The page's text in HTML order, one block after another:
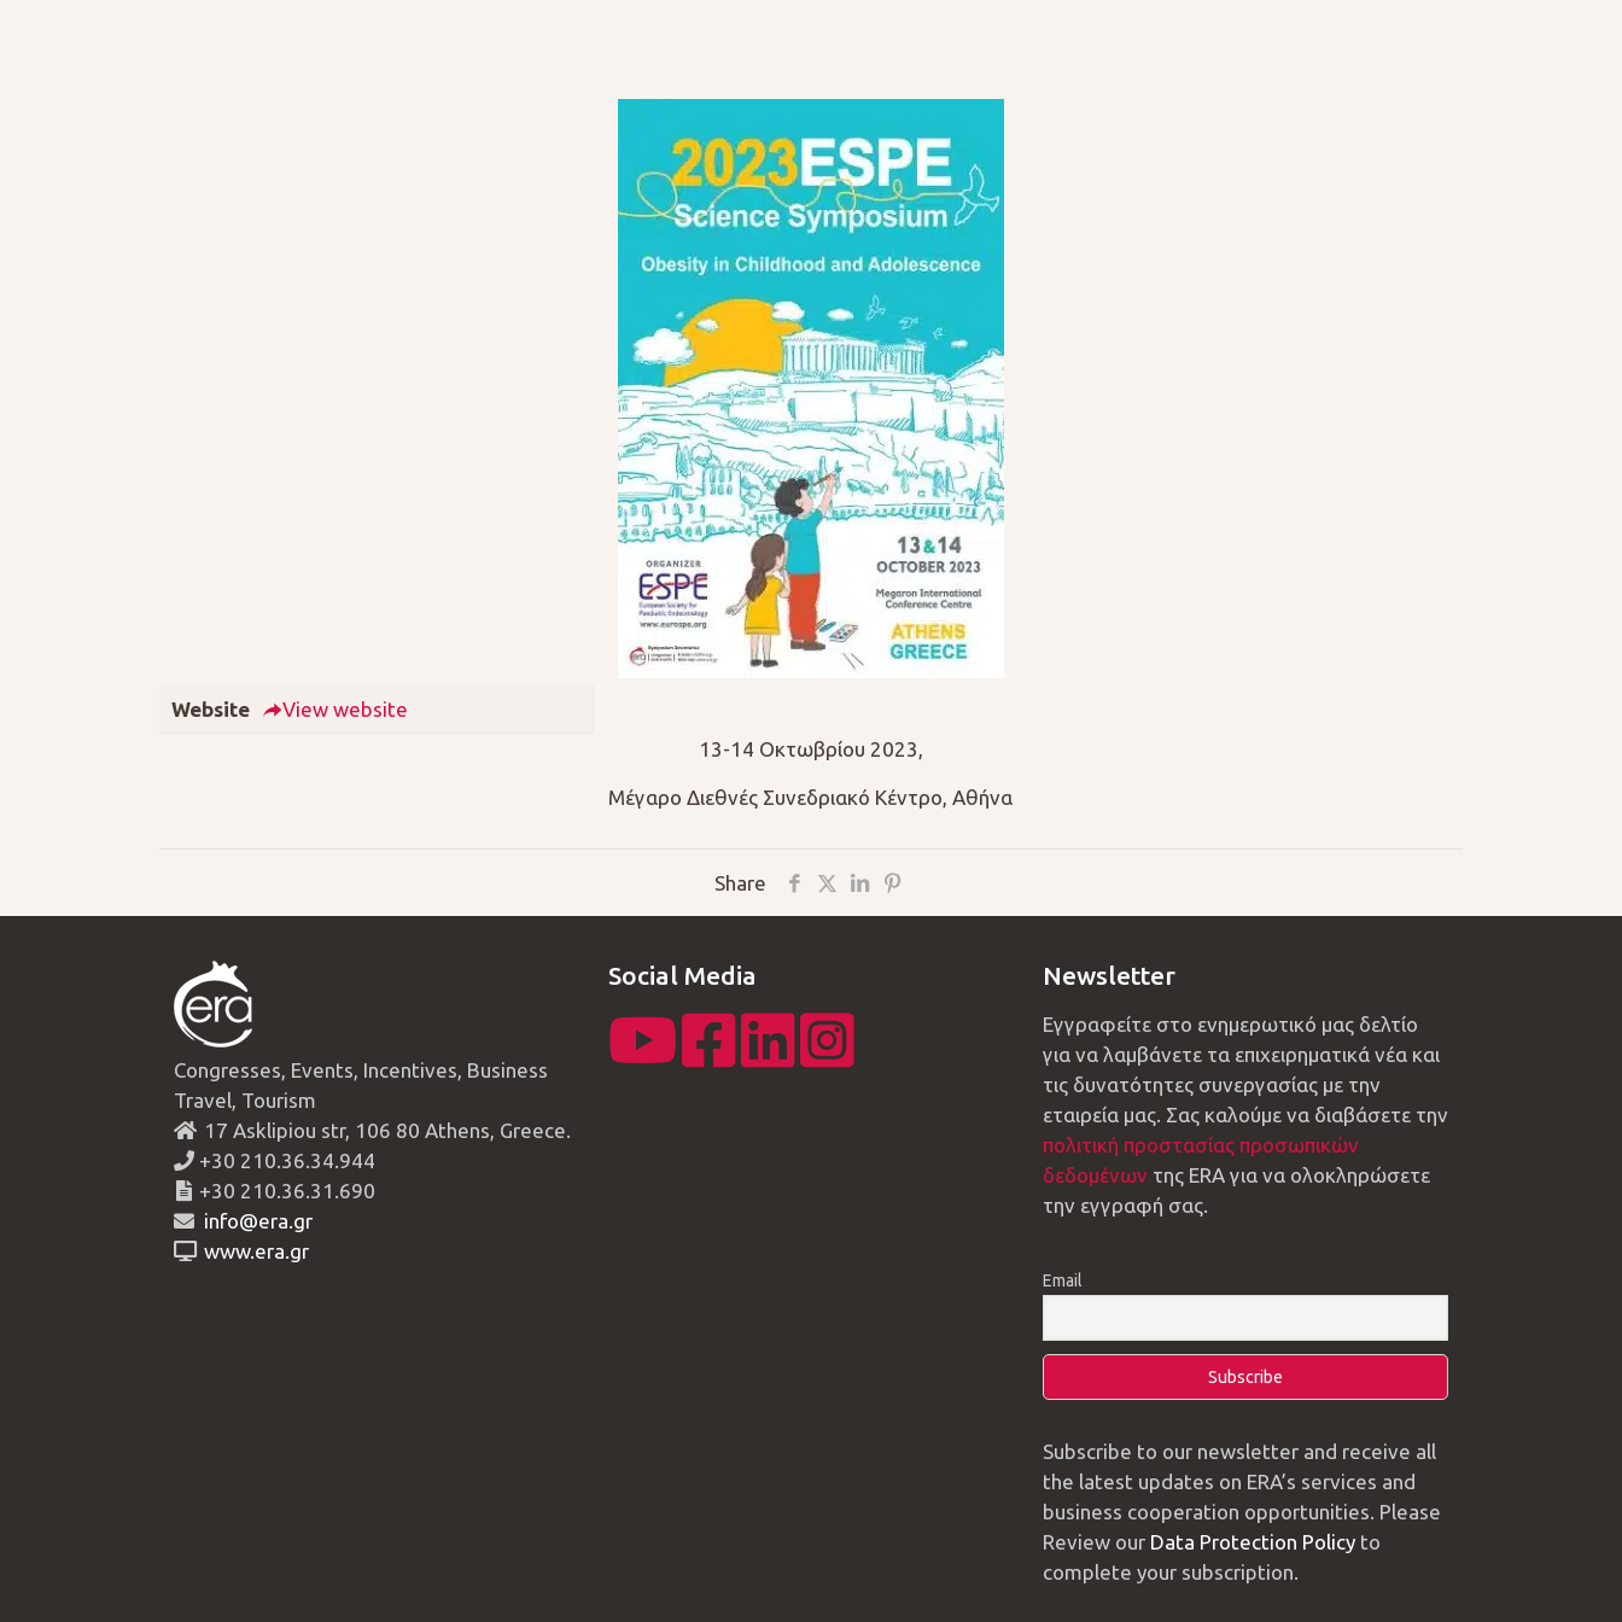
Website
View website
13-14 Οκτωβρίου 2023,
Μέγαρο Διεθνές Συνεδριακό Κέντρο, Αθήνα
Share
Congresses, Events, Incentives, Business
Travel, Tourism
17 Asklipiou str, 106 80 Athens, Greece.
+30 210.36.34.944
+30 210.36.31.690
info@era.gr
www.era.gr
Social Media Newsletter
Εγγραφείτε στο ενημερωτικό μας δελτίο
για να λαμβάνετε τα επιχειρηματικά νέα και
τις δυνατότητες συνεργασίας με την
εταιρεία μας. Σας καλούμε να διαβάσετε την
πολιτική προστασίας προσωπικών
δεδομένων της ERA για να ολοκληρώσετε
την εγγραφή σας.
Email
Subscribe to our newsletter and receive all
the latest updates on ERA’s services and
business cooperation opportunities. Please
Review our Data Protection Policyto
complete your subscription.